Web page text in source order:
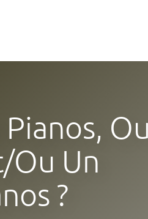
Ou
ou Un
?